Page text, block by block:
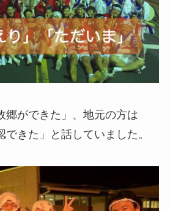
郷ができた」、地元の方は
できた」と話していました。